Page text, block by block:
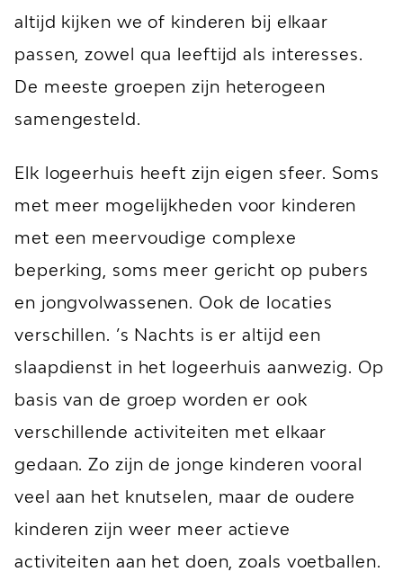
altijd kijken we of kinderen bij elkaar
passen, zowel qua leeftijd als interesses.
De meeste groepen zijn heterogeen
samengesteld.
Elk logeerhuis heeft zijn eigen sfeer. Soms
met meer mogelijkheden voor kinderen
met een meervoudige complexe
beperking, soms meer gericht op pubers
en jongvolwassenen. Ook de locaties
verschillen. ’s Nachts is er altijd een
slaapdienst in het logeerhuis aanwezig. Op
basis van de groep worden er ook
verschillende activiteiten met elkaar
gedaan. Zo zijn de jonge kinderen vooral
veel aan het knutselen, maar de oudere
kinderen zijn weer meer actieve
activiteiten aan het doen, zoals voetballen.